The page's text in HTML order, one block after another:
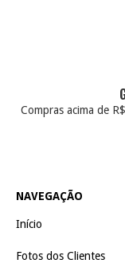
Compras acima de
NAVEGAÇÃO
Início
Fotos dos Clientes